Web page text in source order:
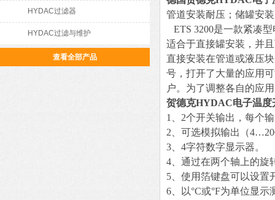
HYDAC过滤器
HYDAC过滤与维护
查看全部产品
管道安装耐压；储罐安
ETS 3200是一款紧凑
适合于直接罐安装，并
直接安装在管道或液压
号，打开了大量的应用
户。为了调整各自的应
贺德克HYDAC电子温度
1、2个开关输出，每个
2、可选模拟输出（
3、4字符数字显示器。
4、通过在两个轴上的旋
5、使用箔键盘可以设置
6、以°C或°F为单位显示